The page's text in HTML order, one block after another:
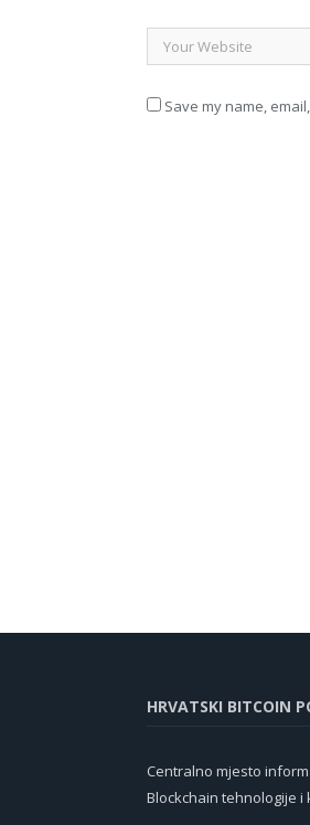
Save my name,
HRVATSKI BITCOIN
Centralno mjesto
Blockchain tehnologije i